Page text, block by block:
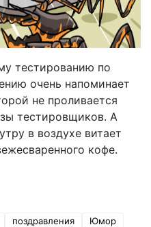
тестированию по
очень напоминает
не проливается
тестировщиков. А
в воздухе витает
кофе.
поздравления Юмор